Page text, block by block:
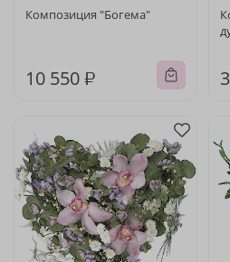
Композиция "Богема"
10 550 ₽